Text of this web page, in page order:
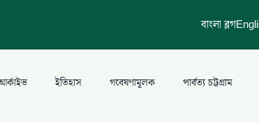
বাংলা ব্লগ
ইতিহাস গবেষণামূলক পার্বত্য চট্টগ্রাম